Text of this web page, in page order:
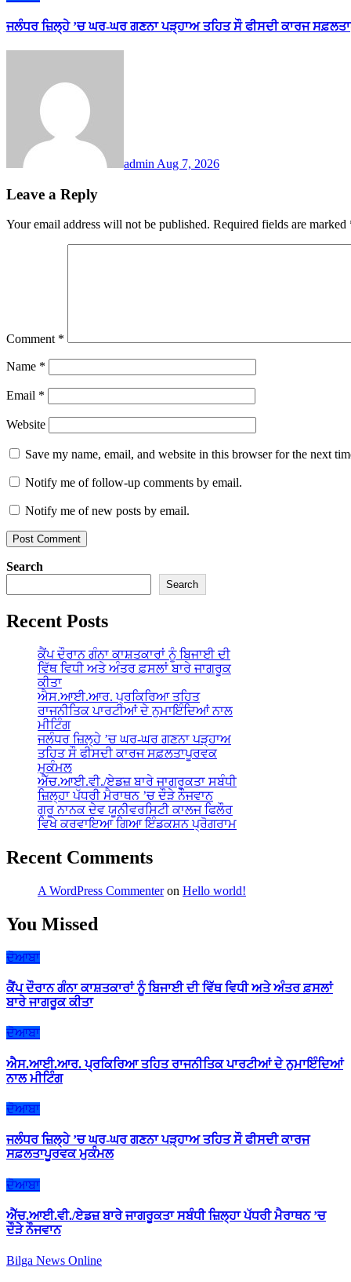
ਜਲੰਧਰ ਜ਼ਿਲ੍ਹੇ ’ਚ ਘਰ-ਘਰ ਗਣਨਾ ਪੜ੍ਹਾਅ ਤਹਿਤ ਸੌ ਫੀਸਦੀ ਕਾਰਜ
admin Aug 7, 2026
Leave a Reply
Your email address will not be published. Required fields are marked
Comment *
Name *
Email *
Website
Save my name, email, and website in this browser for the next
Notify me of follow-up comments by email.
Notify me of new posts by email.
Search
Search
Recent Posts
ਕੈਂਪ ਦੌਰਾਨ ਗੰਨਾ ਕਾਸ਼ਤਕਾਰਾਂ ਨੂੰ ਬਿਜਾਈ ਦੀ
ਵਿੱਥ ਵਿਧੀ ਅਤੇ ਅੰਤਰ ਫ਼ਸਲਾਂ ਬਾਰੇ ਜਾਗਰੂਕ
ਕੀਤਾ
ਐਸ.ਆਈ.ਆਰ. ਪ੍ਰਕਿਰਿਆ ਤਹਿਤ
ਰਾਜਨੀਤਿਕ ਪਾਰਟੀਆਂ ਦੇ ਨੁਮਾਇੰਦਿਆਂ ਨਾਲ
ਮੀਟਿੰਗ
ਜਲੰਧਰ ਜ਼ਿਲ੍ਹੇ ’ਚ ਘਰ-ਘਰ ਗਣਨਾ ਪੜ੍ਹਾਅ
ਤਹਿਤ ਸੌ ਫੀਸਦੀ ਕਾਰਜ ਸਫ਼ਲਤਾਪੂਰਵਕ
ਮੁਕੰਮਲ
ਐੱਚ.ਆਈ.ਵੀ./ਏਡਜ਼ ਬਾਰੇ ਜਾਗਰੂਕਤਾ ਸਬੰਧੀ
ਜ਼ਿਲ੍ਹਾ ਪੱਧਰੀ ਮੈਰਾਥਨ ’ਚ ਦੌੜੇ ਨੌਜਵਾਨ
ਗੁਰੂ ਨਾਨਕ ਦੇਵ ਯੂਨੀਵਰਸਿਟੀ ਕਾਲਜ ਫਿਲੌਰ
ਵਿਖੇ ਕਰਵਾਇਆ ਗਿਆ ਇੰਡਕਸ਼ਨ ਪ੍ਰੋਗਰਾਮ
Recent Comments
A WordPress Commenteron Hello world!
You Missed
ਦੋਆਬਾ
ਕੈਂਪ ਦੌਰਾਨ ਗੰਨਾ ਕਾਸ਼ਤਕਾਰਾਂ ਨੂੰ ਬਿਜਾਈ ਦੀ ਵਿੱਥ ਵਿਧੀ ਅਤੇ ਅੰਤਰ ਫ਼ਸਲਾਂ
ਬਾਰੇ ਜਾਗਰੂਕ ਕੀਤਾ
ਦੋਆਬਾ
ਐਸ.ਆਈ.ਆਰ. ਪ੍ਰਕਿਰਿਆ ਤਹਿਤ ਰਾਜਨੀਤਿਕ ਪਾਰਟੀਆਂ ਦੇ ਨੁਮਾਇੰਦਿਆਂ
ਨਾਲ ਮੀਟਿੰਗ
ਦੋਆਬਾ
ਜਲੰਧਰ ਜ਼ਿਲ੍ਹੇ ’ਚ ਘਰ-ਘਰ ਗਣਨਾ ਪੜ੍ਹਾਅ ਤਹਿਤ ਸੌ ਫੀਸਦੀ ਕਾਰਜ
ਸਫ਼ਲਤਾਪੂਰਵਕ ਮੁਕੰਮਲ
ਦੋਆਬਾ
ਐੱਚ.ਆਈ.ਵੀ./ਏਡਜ਼ ਬਾਰੇ ਜਾਗਰੂਕਤਾ ਸਬੰਧੀ ਜ਼ਿਲ੍ਹਾ ਪੱਧਰੀ ਮੈਰਾਥਨ ’ਚ
ਦੌੜੇ ਨੌਜਵਾਨ
Bilga News Online